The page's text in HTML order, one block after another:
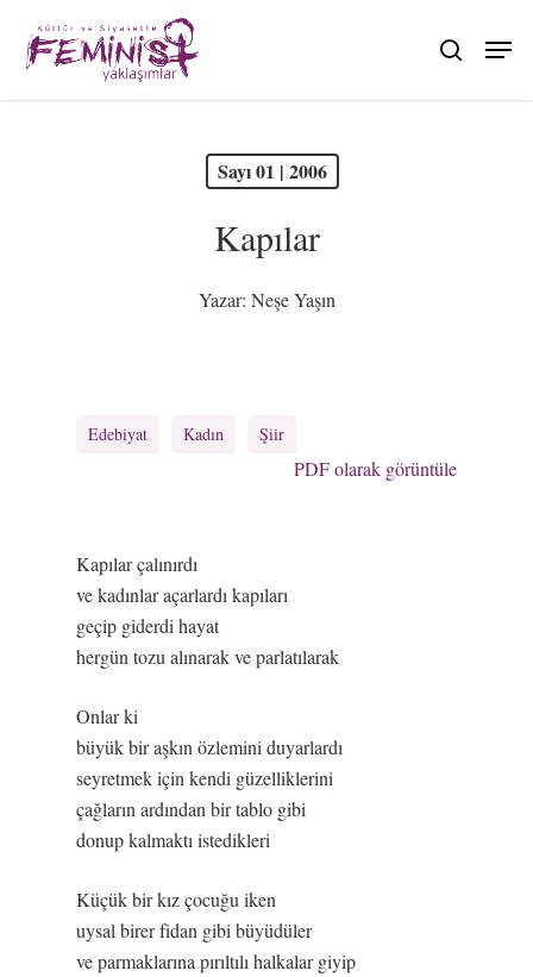
main
search
Sayı 01 | 2006
Kapılar
Yazar: Neşe Yaşın
Edebiyat Kadın Şiir
PDF olarak görüntüle
Kapılar çalınırdı
ve kadınlar açarlardı kapıları
geçip giderdi hayat
hergün tozu alınarak ve parlatılarak
Onlar ki
büyük bir aşkın özlemini duyarlardı
seyretmek için kendi güzelliklerini
çağların ardından bir tablo gibi
donup kalmaktı istedikleri
Küçük bir kız çocuğu iken
uysal birer fidan gibi büyüdüler
ve parmaklarına pırıltılı halkalar giyip